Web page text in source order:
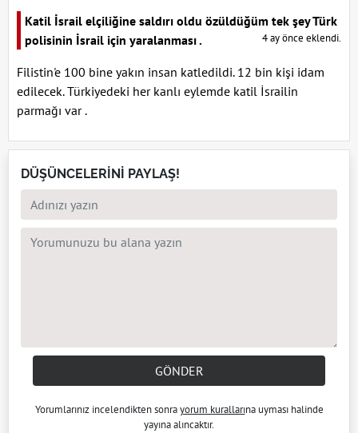
Katil İsrail elçiliğine saldırı oldu özüldüğüm tek şey Türk
polisinin İsrail için yaralanması .
4 ay önce eklendi.
Filistin'e 100 bine yakın insan katledildi. 12 bin kişi idam
edilecek. Türkiyedeki her kanlı eylemde katil İsrailin
parmağı var .
DÜŞÜNCELERİNİ PAYLAŞ!
GÖNDER
Yorumlarınız incelendikten sonrayorum kurallarına uyması halinde
yayına alıncaktır.